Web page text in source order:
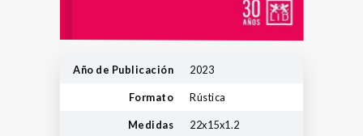
Año de Publicación 2023
Formato Rústica
Medidas 22x15x1.2